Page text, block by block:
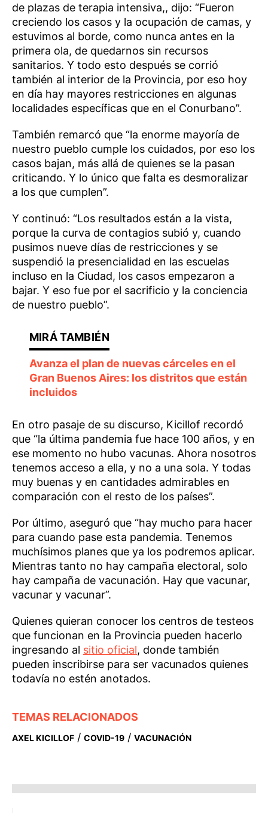
de plazas de terapia intensiva,, dijo: “Fueron
creciendo los casos y la ocupación de camas, y
estuvimos al borde, como nunca antes en la
primera ola, de quedarnos sin recursos
sanitarios. Y todo esto después se corrió
también al interior de la Provincia, por eso hoy
en día hay mayores restricciones en algunas
localidades específicas que en el Conurbano”.
También remarcó que “la enorme mayoría de
nuestro pueblo cumple los cuidados, por eso los
casos bajan, más allá de quienes se la pasan
criticando. Y lo único que falta es desmoralizar
a los que cumplen”.
Y continuó: “Los resultados están a la vista,
porque la curva de contagios subió y, cuando
pusimos nueve días de restricciones y se
suspendió la presencialidad en las escuelas
incluso en la Ciudad, los casos empezaron a
bajar. Y eso fue por el sacrificio y la conciencia
de nuestro pueblo”.
Avanza el plan de nuevas cárceles en el
Gran Buenos Aires: los distritos que están
incluidos
En otro pasaje de su discurso, Kicillof recordó
que “la última pandemia fue hace 100 años, y en
ese momento no hubo vacunas. Ahora nosotros
tenemos acceso a ella, y no a una sola. Y todas
muy buenas y en cantidades admirables en
comparación con el resto de los países”.
Por último, aseguró que “hay mucho para hacer
para cuando pase esta pandemia. Tenemos
muchísimos planes que ya los podremos aplicar.
Mientras tanto no hay campaña electoral, solo
hay campaña de vacunación. Hay que vacunar,
vacunar y vacunar”.
Quienes quieran conocer los centros de testeos
que funcionan en la Provincia pueden hacerlo
ingresando al sitio oficial, donde también
pueden inscribirse para ser vacunados quienes
todavía no estén anotados.
TEMAS RELACIONADOS
AXEL KICILLOF / COVID-19 / VACUNACIÓN